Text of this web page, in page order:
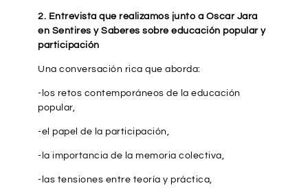
2. Entrevista que realizamos junto a Oscar Jara
en Sentires y Saberes sobre educación popular y
participación
Una conversación rica que aborda:
-los retos contemporáneos de la educación
popular,
-el papel de la participación,
-la importancia de la memoria colectiva,
-las tensiones entre teoría y práctica,